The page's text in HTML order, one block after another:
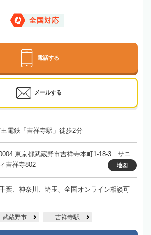
全国対応
電話する
メールする
電鉄「吉祥寺駅」徒歩2分
東京都武蔵野市吉祥寺本町1-18-3 サニ
吉祥寺802
地図
葉、神奈川、埼玉、全国オンライン相談可
武蔵野市 吉祥寺駅